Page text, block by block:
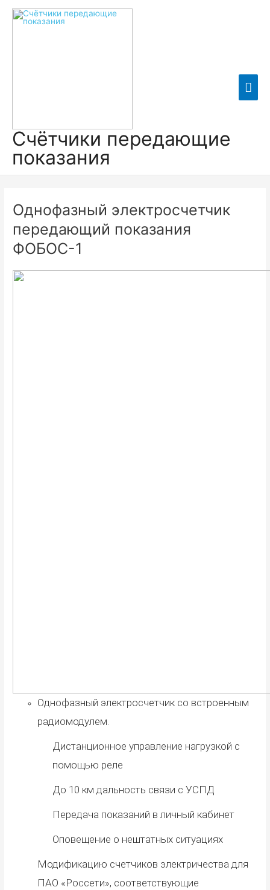
Счётчики передающие
показания
Однофазный электросчетчик
передающий показания
ФОБОС-1
Однофазный электросчетчик со встроенным
радиомодулем.
Дистанционное управление нагрузкой с
помощью реле
До 10 км дальность связи с УСПД
Передача показаний в личный кабинет
Оповещение о нештатных ситуациях
Модификацию счетчиков электричества для
ПАО «Россети», соответствующие